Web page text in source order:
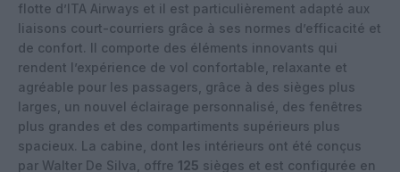
flotte d’ITA Airways et il est particulièrement adapté aux
liaisons court-courriers grâce à ses normes d’efficacité et
de confort. Il comporte des éléments innovants qui
rendent l’expérience de vol confortable, relaxante et
agréable pour les passagers, grâce à des sièges plus
larges, un nouvel éclairage personnalisé, des fenêtres
plus grandes et des compartiments supérieurs plus
spacieux. La cabine, dont les intérieurs ont été conçus
par Walter De Silva, offre 125 sièges et est configurée en